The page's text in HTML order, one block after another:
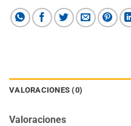
VALORACIONES (0)
Valoraciones